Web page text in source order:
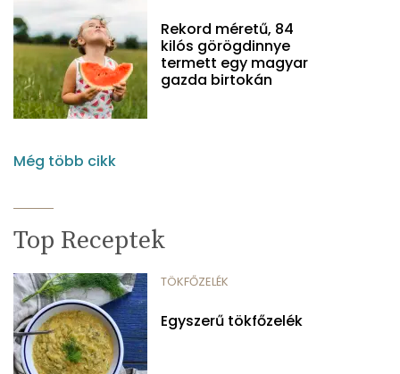
Rekord méretű, 84
kilós görögdinnye
termett egy magyar
gazda birtokán
Még több cikk
Top Receptek
TÖKFŐZELÉK
Egyszerű tökfőzelék